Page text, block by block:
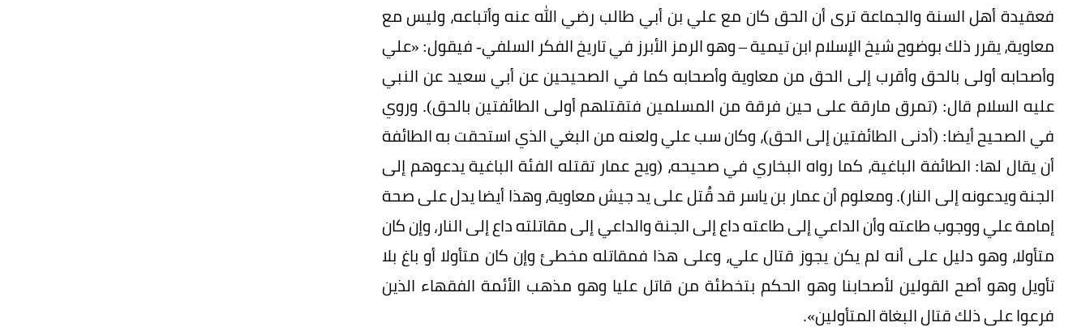
فعقيدة أهل السنة والجماعة ترى أن الحق كان مع علي بن أبي طالب رضي الله عنه وأتباعه، وليس مع
معاوية، يقرر ذلك بوضوح شيخ الإسلام ابن تيمية – وهو الرمز الأبرز في تاريخ الفكر السلفي- فيقول: «علي
وأصحابه أولى بالحق وأقرب إلى الحق من معاوية وأصحابه كما في الصحيحين عن أبي سعيد عن النبي
عليه السلام قال: (تمرق مارقة على حين فرقة من المسلمين فتقتلهم أولى الطائفتين بالحق). وروي
في الصحيح أيضا: (أدنى الطائفتين إلى الحق)، وكان سب علي ولعنه من البغي الذي استحقت به الطائفة
أن يقال لها: الطائفة الباغية، كما رواه البخاري في صحيحه، (ويح عمار تقتله الفئة الباغية يدعوهم إلى
الجنة ويدعونه إلى النار). ومعلوم أن عمار بن ياسر قد قُتل على يد جيش معاوية، وهذا أيضا يدل على صحة
إمامة علي ووجوب طاعته وأن الداعي إلى طاعته داع إلى الجنة والداعي إلى مقاتلته داع إلى النار، وإن كان
متأولا، وهو دليل على أنه لم يكن يجوز قتال علي، وعلى هذا فمقاتله مخطئ وإن كان متأولا أو باغ بلا
تأويل وهو أصح القولين لأصحابنا وهو الحكم بتخطئة من قاتل عليا وهو مذهب الأئمة الفقهاء الذين
فرعوا على ذلك قتال البغاة المتأولين».